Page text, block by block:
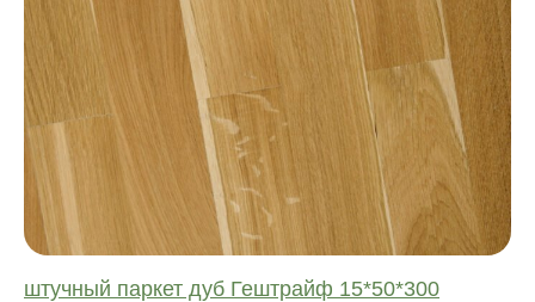
штучный паркет дуб Гештрайф 15*50*300
Фаска:
Соединение:
Обработка:
Длина:
Ширина:
Толщина: